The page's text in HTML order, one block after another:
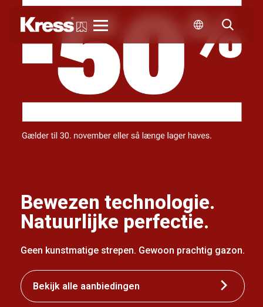
Bewezen technologie.
Natuurlijke perfectie.
Geen kunstmatige strepen. Gewoon prachtig gazon.
Bekijk alle aanbiedingen